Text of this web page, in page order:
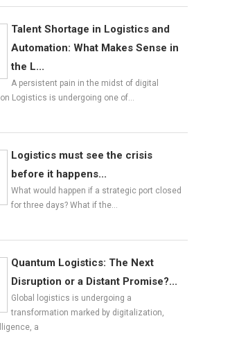
Talent Shortage in Logistics and
Automation: What Makes Sense in
the L...
A persistent pain in the midst of digital
Logistics is undergoing one of…
Logistics must see the crisis
before it happens...
What would happen if a strategic port closed
for three days? What if the…
Quantum Logistics: The Next
Disruption or a Distant Promise?...
Global logistics is undergoing a
transformation marked by digitalization,
a